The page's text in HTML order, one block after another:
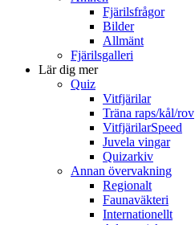
Fjärilsfrågor
Bilder
Allmänt
Fjärilsgalleri
Lär dig mer
Quiz
Vitfjärilar
Träna raps/kål/rov
VitfjärilarSpeed
Juvela vingar
Quizarkiv
Annan övervakning
Regionalt
Faunaväkteri
Internationellt